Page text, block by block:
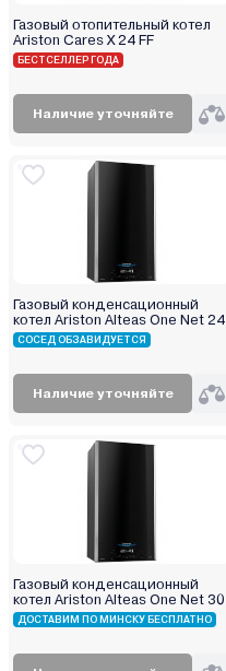
Газовый отопительный котел
Ariston Cares X 24 FF
БЕСТСЕЛЛЕР ГОДА
Наличие уточняйте
Газовый конденсационный
котел Ariston Alteas One Net 24
СОСЕД ОБЗАВИДУЕТСЯ
Наличие уточняйте
Газовый конденсационный
котел Ariston Alteas One Net 30
ДОСТАВИМ ПО МИНСКУ БЕСПЛАТНО